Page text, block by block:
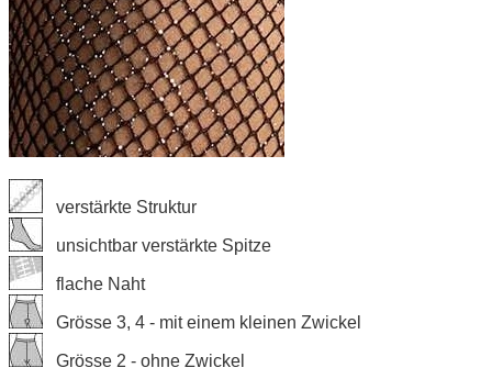
verstärkte Struktur
unsichtbar verstärkte Spitze
flache Naht
Grösse 3, 4 - mit einem kleinen Zwickel
Grösse 2 - ohne Zwickel